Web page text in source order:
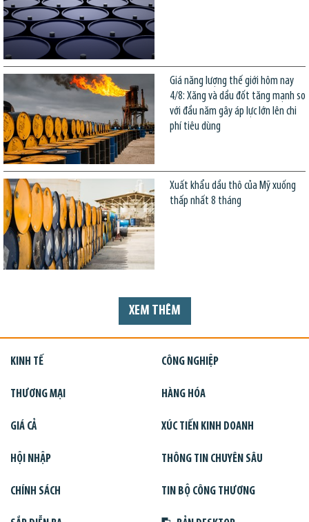
Giá năng lượng thế giới hôm nay
4/8: Xăng và dầu đốt tăng mạnh so
với đầu năm gây áp lực lớn lên chi
phí tiêu dùng
Xuất khẩu dầu thô của Mỹ xuống
thấp nhất 8 tháng
XEM THÊM
KINH TẾ CÔNG NGHIỆP
THƯƠNG MẠI HÀNG HÓA
GIÁ CẢ XÚC TIẾN KINH DOANH
HỘI NHẬP THÔNG TIN CHUYÊN SÂU
CHÍNH SÁCH TIN BỘ CÔNG THƯƠNG